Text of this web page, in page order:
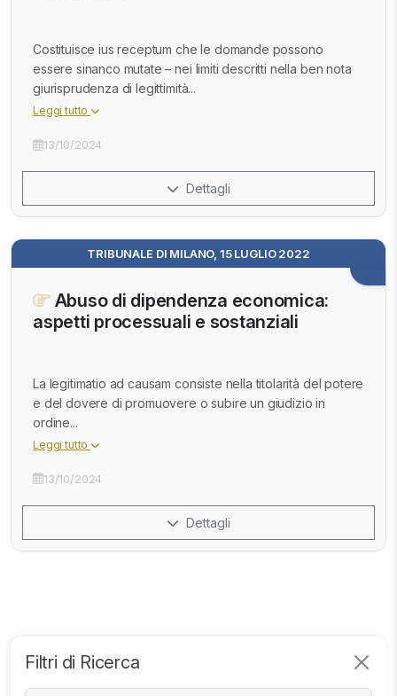
Filtri di Ricerca
Costituisce ius receptum che le domande possono
essere sinanco mutate – nei limiti descritti nella ben nota
giurisprudenza di legittimità...
Leggi tutto
13/10/2024
Dettagli
TRIBUNALE DI MILANO, 15 LUGLIO 2022
Abuso di dipendenza economica:
aspetti processuali e sostanziali
La legitimatio ad causam consiste nella titolarità del potere
e del dovere di promuovere o subire un giudizio in
ordine...
Leggi tutto
13/10/2024
Dettagli